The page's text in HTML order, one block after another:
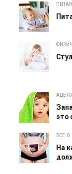
это
ВСЕ
На